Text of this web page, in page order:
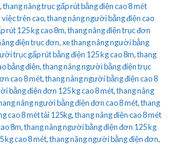
,thang nâng trục gấp rút bằng điện cao 8 mét
trên cao,thang nâng người bằng điện cao
rút 125 kg cao 8m,thang nâng điện trục đơn
điện trục đơn,xe thang nâng người bằng
trục gấp rút bằng điện 125 kg cao 8m,thang
bằng điện,thang nâng người bằng điện trục
cao 8 mét,thang nâng người bằng điện cao 8
bằng điện đơn 125 kg cao 8 mét,thang nâng
nâng người bằng điện đơn cao 8 mét,thang
cao 8 mét tải 125kg,thang nâng điện cao 8 mét
8m,thang nâng người bằng điện đơn 125 kg
kg cao 8 mét,thang nâng người bằng điện đơn,